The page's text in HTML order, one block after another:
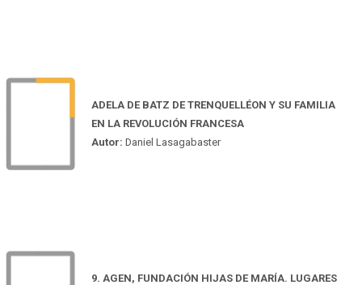
ADELA DE BATZ DE TRENQUELLÉON Y SU FAMILIA
EN LA REVOLUCIÓN FRANCESA
Autor: Daniel Lasagabaster
9. AGEN, FUNDACIÓN HIJAS DE MARÍA. LUGARES